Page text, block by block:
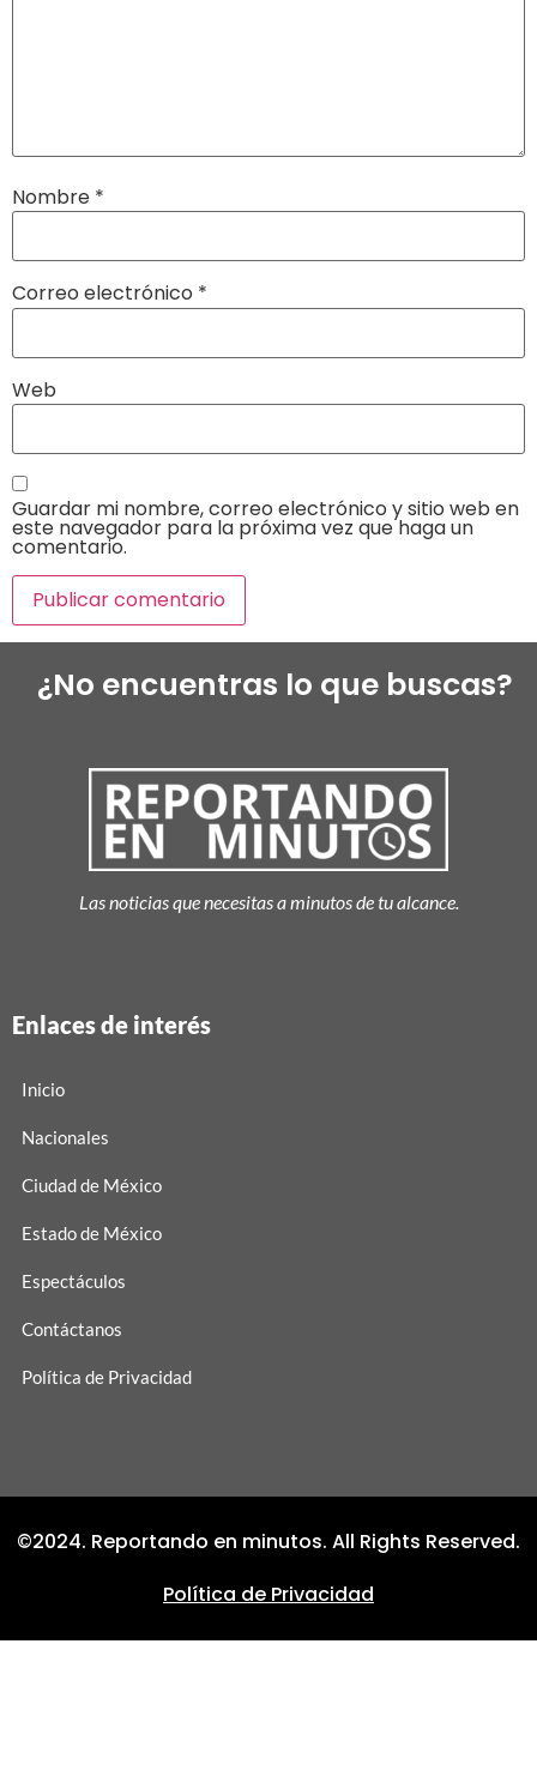
Nombre *
Correo electrónico *
Web
Guardar mi nombre, correo electrónico y sitio web en
este navegador para la próxima vez que haga un
comentario.
¿No encuentras lo que buscas?
Las noticias que necesitas a minutos de tu alcance.
Enlaces de interés
Inicio
Nacionales
Ciudad de México
Estado de México
Espectáculos
Contáctanos
Política de Privacidad
©2024. Reportando en minutos. All Rights Reserved.
Política de Privacidad